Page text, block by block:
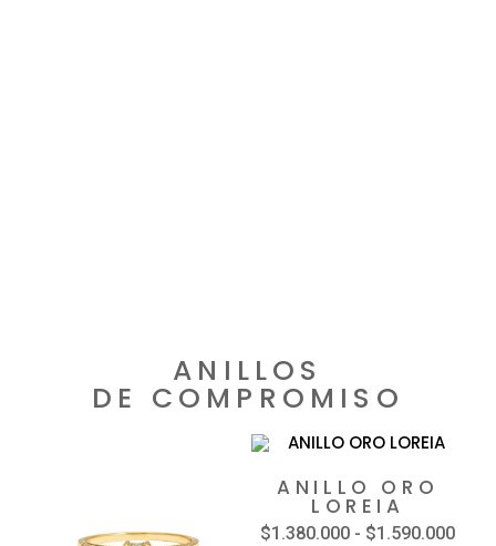
ANILLOS
DE COMPROMISO
ANILLO ORO
LOREIA
$1.380.000 - $1.590.000